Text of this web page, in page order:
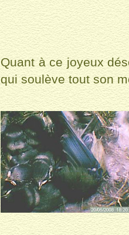
Quant à ce joyeux
qui soulève tout son